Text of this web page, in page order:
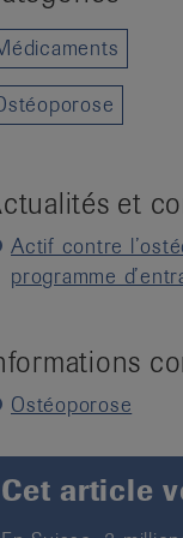
et
Actif contre
programme
Ostéoporose
Cet article